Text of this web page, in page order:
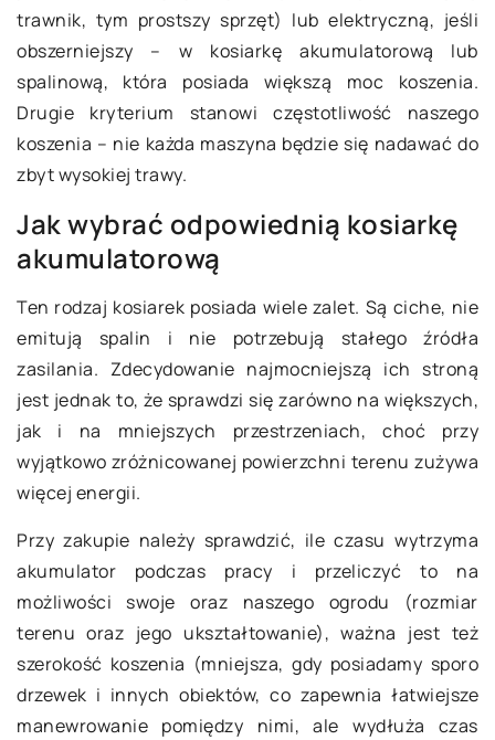
trawnik, tym prostszy sprzęt) lub elektryczną, jeśli
obszerniejszy – w kosiarkę akumulatorową lub
spalinową, która posiada większą moc koszenia.
Drugie kryterium stanowi częstotliwość naszego
koszenia – nie każda maszyna będzie się nadawać do
zbyt wysokiej trawy.
Jak wybrać odpowiednią kosiarkę
akumulatorową
Ten rodzaj kosiarek posiada wiele zalet. Są ciche, nie
emitują spalin i nie potrzebują stałego źródła
zasilania. Zdecydowanie najmocniejszą ich stroną
jest jednak to, że sprawdzi się zarówno na większych,
jak i na mniejszych przestrzeniach, choć przy
wyjątkowo zróżnicowanej powierzchni terenu zużywa
więcej energii.
Przy zakupie należy sprawdzić, ile czasu wytrzyma
akumulator podczas pracy i przeliczyć to na
możliwości swoje oraz naszego ogrodu (rozmiar
terenu oraz jego ukształtowanie), ważna jest też
szerokość koszenia (mniejsza, gdy posiadamy sporo
drzewek i innych obiektów, co zapewnia łatwiejsze
manewrowanie pomiędzy nimi, ale wydłuża czas